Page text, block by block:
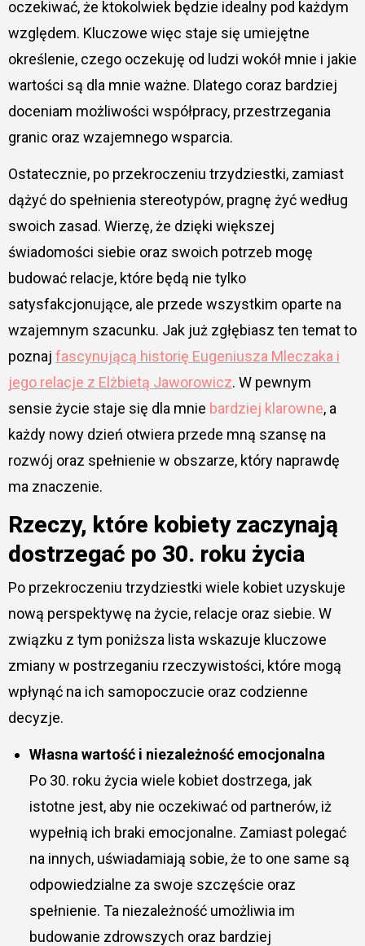
oczekiwać, że ktokolwiek będzie idealny pod każdym
względem. Kluczowe więc staje się umiejętne
określenie, czego oczekuję od ludzi wokół mnie i jakie
wartości są dla mnie ważne. Dlatego coraz bardziej
doceniam możliwości współpracy, przestrzegania
granic oraz wzajemnego wsparcia.
Ostatecznie, po przekroczeniu trzydziestki, zamiast
dążyć do spełnienia stereotypów, pragnę żyć według
swoich zasad. Wierzę, że dzięki większej
świadomości siebie oraz swoich potrzeb mogę
budować relacje, które będą nie tylko
satysfakcjonujące, ale przede wszystkim oparte na
wzajemnym szacunku. Jak już zgłębiasz ten temat to
poznaj fascynującą historię Eugeniusza Mleczaka i
jego relacje z Elżbietą Jaworowicz. W pewnym
sensie życie staje się dla mnie bardziej klarowne, a
każdy nowy dzień otwiera przede mną szansę na
rozwój oraz spełnienie w obszarze, który naprawdę
ma znaczenie.
Rzeczy, które kobiety zaczynają
dostrzegać po 30. roku życia
Po przekroczeniu trzydziestki wiele kobiet uzyskuje
nową perspektywę na życie, relacje oraz siebie. W
związku z tym poniższa lista wskazuje kluczowe
zmiany w postrzeganiu rzeczywistości, które mogą
wpłynąć na ich samopoczucie oraz codzienne
decyzje.
Własna wartość i niezależność emocjonalna
Po 30. roku życia wiele kobiet dostrzega, jak
istotne jest, aby nie oczekiwać od partnerów, iż
wypełnią ich braki emocjonalne. Zamiast polegać
na innych, uświadamiają sobie, że to one same są
odpowiedzialne za swoje szczęście oraz
spełnienie. Ta niezależność umożliwia im
budowanie zdrowszych oraz bardziej